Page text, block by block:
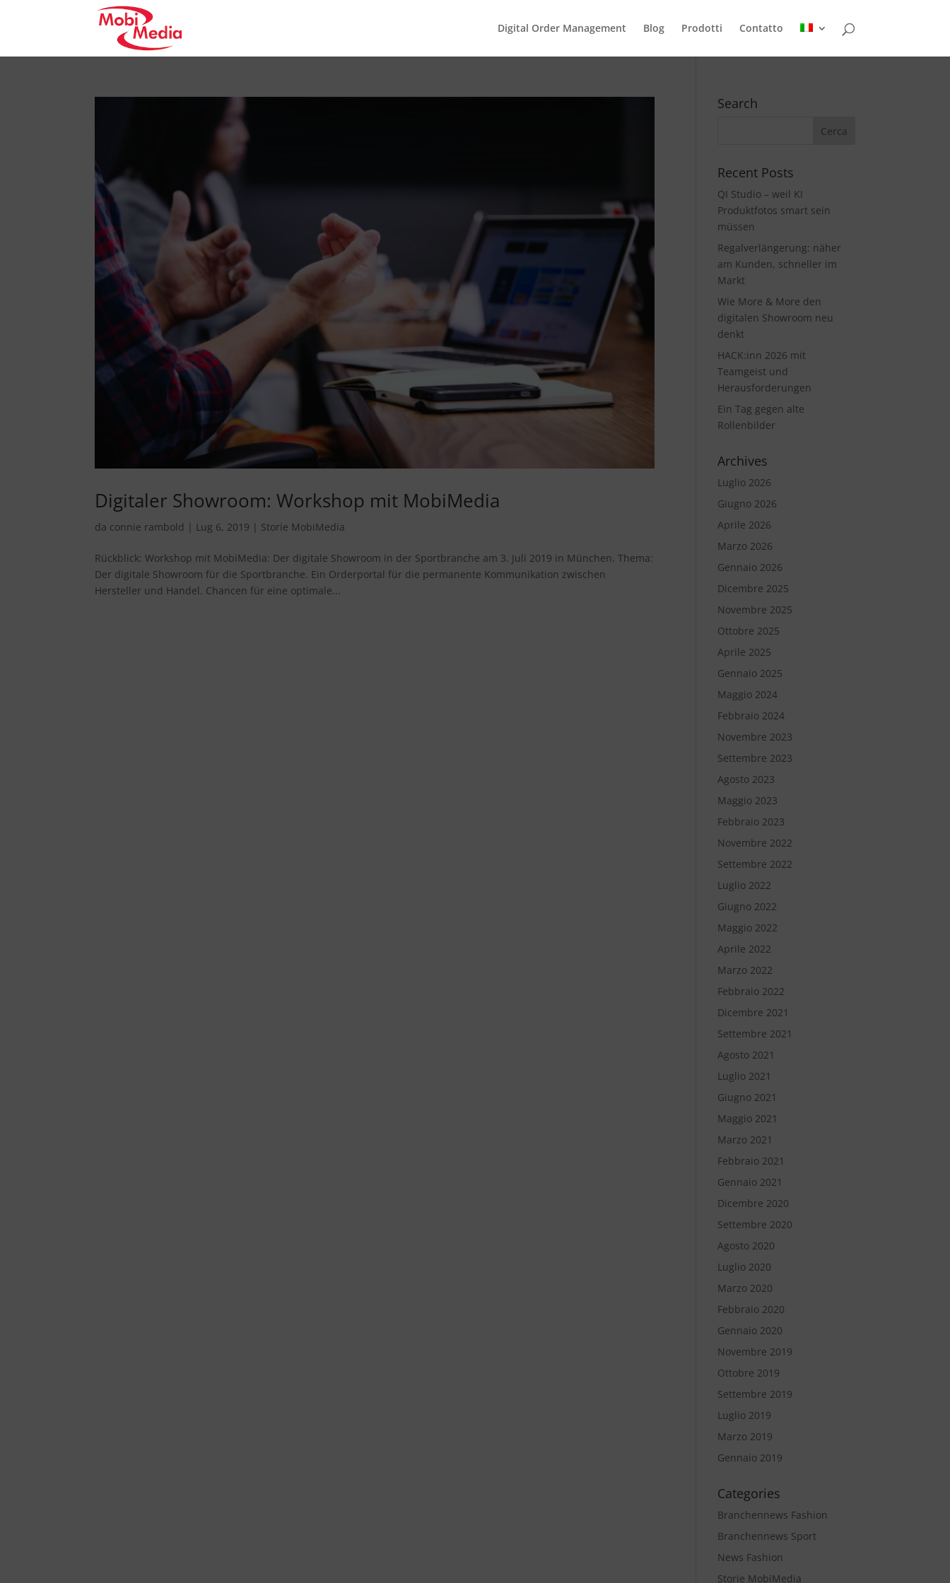
Digital Order Management Blog Prodotti Contatto
Digitaler Showroom: Workshop mit MobiMedia
da connie rambold | Lug 6, 2019 | Storie MobiMedia
Rückblick: Workshop mit MobiMedia: Der digitale Showroom in der Sportbranche am 3. Juli 2019 in München. Thema:
Der digitale Showroom für die Sportbranche. Ein Orderportal für die permanente Kommunikation zwischen
Hersteller und Handel. Chancen für eine optimale...
Search
Recent Posts
QI Studio – weil KI
Produktfotos smart sein
müssen
Regalverlängerung: näher
am Kunden, schneller im
Markt
Wie More & More den
digitalen Showroom neu
denkt
HACK:inn 2026 mit
Teamgeist und
Herausforderungen
Ein Tag gegen alte
Rollenbilder
Archives
Luglio 2026
Giugno 2026
Aprile 2026
Marzo 2026
Gennaio 2026
Dicembre 2025
Novembre 2025
Ottobre 2025
Aprile 2025
Gennaio 2025
Maggio 2024
Febbraio 2024
Novembre 2023
Settembre 2023
Agosto 2023
Maggio 2023
Febbraio 2023
Novembre 2022
Settembre 2022
Luglio 2022
Giugno 2022
Maggio 2022
Aprile 2022
Marzo 2022
Febbraio 2022
Dicembre 2021
Settembre 2021
Agosto 2021
Luglio 2021
Giugno 2021
Maggio 2021
Marzo 2021
Febbraio 2021
Gennaio 2021
Dicembre 2020
Settembre 2020
Agosto 2020
Luglio 2020
Marzo 2020
Febbraio 2020
Gennaio 2020
Novembre 2019
Ottobre 2019
Settembre 2019
Luglio 2019
Marzo 2019
Gennaio 2019
Categories
Branchennews Fashion
Branchennews Sport
News Fashion
Storie MobiMedia